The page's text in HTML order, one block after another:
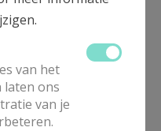
aan ervaringen,
en uiteindelijk het
van het
laten ons
van je